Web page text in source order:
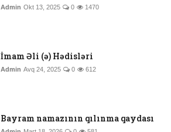
Admin Okt 13, 2025 0 1470
İmam Əli (ə) Hədisləri
Admin Avq 24, 2025 0 612
Bayram namazının qılınma qaydası